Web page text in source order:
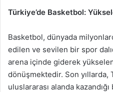
Türkiye’de Basketbol:
Basketbol, dünyada
edilen ve sevilen bir spor
arena içinde giderek
dönüşmektedir. Son yıllarda,
uluslararası alanda kazandığı